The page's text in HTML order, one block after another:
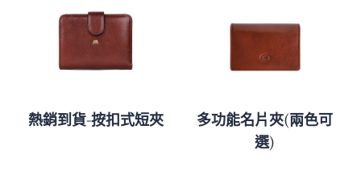
熱銷到貨-按扣式短夾
多功能名片夾(兩色可
選)